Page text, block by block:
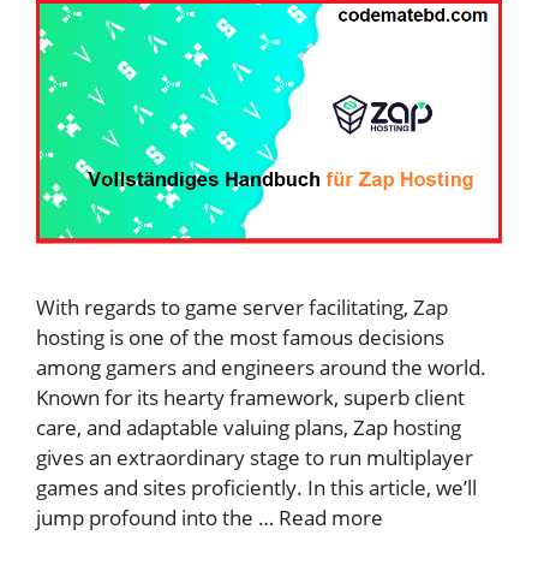
With regards to game server facilitating, Zap
hosting is one of the most famous decisions
among gamers and engineers around the world.
Known for its hearty framework, superb client
care, and adaptable valuing plans, Zap hosting
gives an extraordinary stage to run multiplayer
games and sites proficiently. In this article, we’ll
jump profound into the … Read more